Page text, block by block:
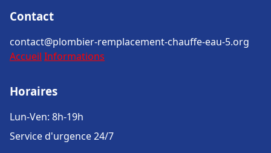
Contact
contact@plombier-remplacement-chauffe-eau-5.org
Accueil Informations
Horaires
Lun-Ven: 8h-19h
Service d'urgence 24/7